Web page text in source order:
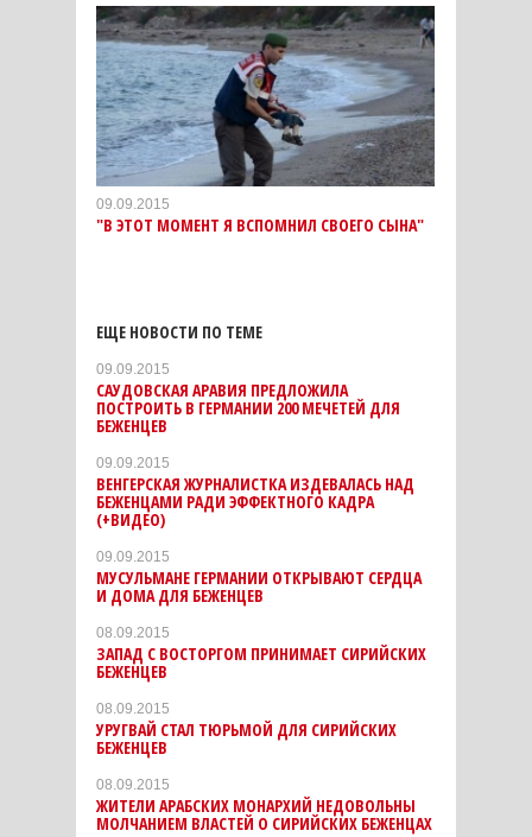
09.09.2015
"В ЭТОТ МОМЕНТ Я ВСПОМНИЛ СВОЕГО СЫНА"
ЕЩЕ НОВОСТИ ПО ТЕМЕ
09.09.2015
САУДОВСКАЯ АРАВИЯ ПРЕДЛОЖИЛА
ПОСТРОИТЬ В ГЕРМАНИИ 200 МЕЧЕТЕЙ ДЛЯ
БЕЖЕНЦЕВ
09.09.2015
ВЕНГЕРСКАЯ ЖУРНАЛИСТКА ИЗДЕВАЛАСЬ НАД
БЕЖЕНЦАМИ РАДИ ЭФФЕКТНОГО КАДРА
(+ВИДЕО)
09.09.2015
МУСУЛЬМАНЕ ГЕРМАНИИ ОТКРЫВАЮТ СЕРДЦА
И ДОМА ДЛЯ БЕЖЕНЦЕВ
08.09.2015
ЗАПАД С ВОСТОРГОМ ПРИНИМАЕТ СИРИЙСКИХ
БЕЖЕНЦЕВ
08.09.2015
УРУГВАЙ СТАЛ ТЮРЬМОЙ ДЛЯ СИРИЙСКИХ
БЕЖЕНЦЕВ
08.09.2015
ЖИТЕЛИ АРАБСКИХ МОНАРХИЙ НЕДОВОЛЬНЫ
МОЛЧАНИЕМ ВЛАСТЕЙ О СИРИЙСКИХ БЕЖЕНЦАХ